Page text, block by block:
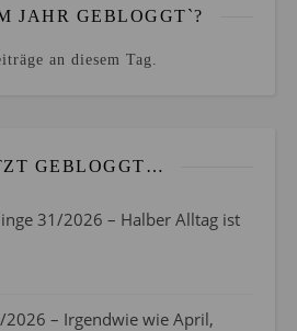
JAHR GEBLOGGT`?
an diesem Tag.
GEBLOGGT…
31/2026 – Halber Alltag ist
– Irgendwie wie April,